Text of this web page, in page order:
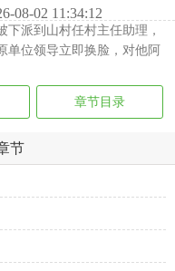
08-02 11:34:12
派到山村任村主任助理，
单位领导立即换脸，对他阿
章节目录
节